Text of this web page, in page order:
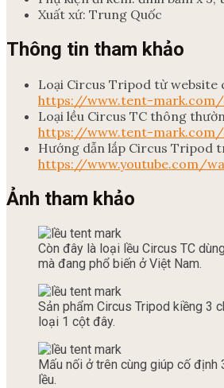
Xuất xứ: Trung Quốc
Thông tin tham khảo
Loại Circus Tripod từ website
https://www.tent-
Loại lều Circus TC thông
https://www.tent-
Hướng dẫn lắp Circus Tripod
https://www.youtube.com/
Ảnh tham khảo
Còn đây là loại lều Circus TC
mà đang phổ biến ở Việt Nam.
Sản phẩm Circus Tripod kiềng 3
loại 1 cột đây.
Mấu nối ở trên cùng giúp cố định
lều.